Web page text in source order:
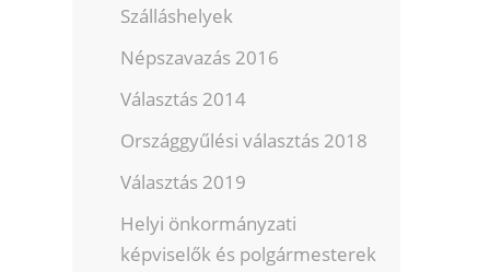
Szálláshelyek
Népszavazás 2016
Választás 2014
Országgyűlési választás 2018
Választás 2019
Helyi önkormányzati
képviselők és polgármesterek